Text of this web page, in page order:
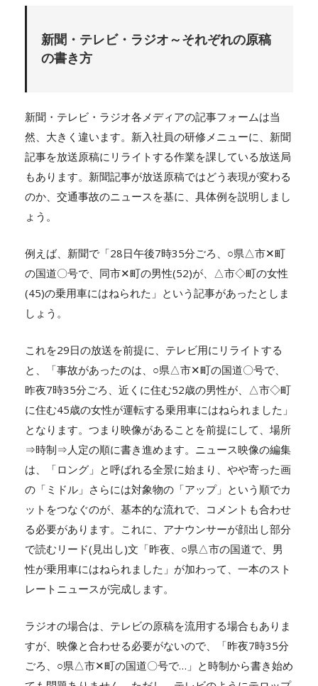
新聞・テレビ・ラジオ～それぞれの原稿
の書き方
新聞・テレビ・ラジオ各メディアの記事フォームは当
然、大きく違います。新入社員の研修メニューに、新聞
記事を放送原稿にリライトする作業を課している放送局
もあります。新聞記事が放送原稿ではどう表現が変わる
のか、交通事故のニュースを基に、具体例を説明しまし
ょう。
例えば、新聞で「28日午後7時35分ごろ、○県△市✕町
の国道〇号で、同市✕町の男性(52)が、△市◇町の女性
(45)の乗用車にはねられた」という記事があったとしま
しょう。
これを29日の放送を前提に、テレビ用にリライトする
と、「事故があったのは、○県△市✕町の国道〇号で、
昨夜7時35分ごろ、近くに住む52歳の男性が、△市◇町
に住む45歳の女性が運転する乗用車にはねられました」
となります。つまり映像があることを前提にして、場所
⇒時制⇒人定の順に書き進めます。ニュース映像の編集
は、「ロング」と呼ばれる全景に始まり、やや寄った画
の「ミドル」さらには対象物の「アップ」という順でカ
ットをつなぐのが、基本的な流れで、コメントも合わせ
る必要があります。これに、アナウンサーが顔出し部分
で読むリード(見出し)文「昨夜、○県△市の国道で、男
性が乗用車にはねられました」が加わって、一本のスト
レートニュースが完成します。
ラジオの場合は、テレビの原稿を流用する場合もありま
すが、映像と合わせる必要がないので、「昨夜7時35分
ごろ、○県△市✕町の国道〇号で…」と時制から書き始め